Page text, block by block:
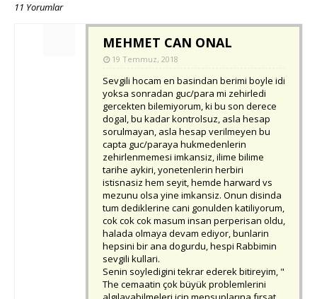
11 Yorumlar
MEHMET CAN ONAL
19 Temmuz, 2018
Sevgili hocam en basindan berimi boyle idi
yoksa sonradan guc/para mi zehirledi
gercekten bilemiyorum, ki bu son derece
dogal, bu kadar kontrolsuz, asla hesap
sorulmayan, asla hesap verilmeyen bu
capta guc/paraya hukmedenlerin
zehirlenmemesi imkansiz, ilime bilime
tarihe aykiri, yonetenlerin herbiri
istisnasiz hem seyit, hemde harward vs
mezunu olsa yine imkansiz. Onun disinda
tum dediklerine cani gonulden katiliyorum,
cok cok cok masum insan perperisan oldu,
halada olmaya devam ediyor, bunlarin
hepsini bir ana dogurdu, hespi Rabbimin
sevgili kullari.
Senin soyledigini tekrar ederek bitireyim, "
The cemaatin çok büyük problemlerini